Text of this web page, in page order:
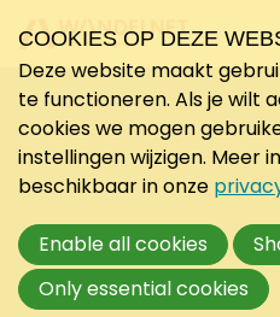
COOKIES OP DEZE
Deze website maakt
te functioneren. Als je wilt
cookies we mogen
instellingen wijzigen. Meer
beschikbaar in onze
Enable all cookies
Only essential cookies